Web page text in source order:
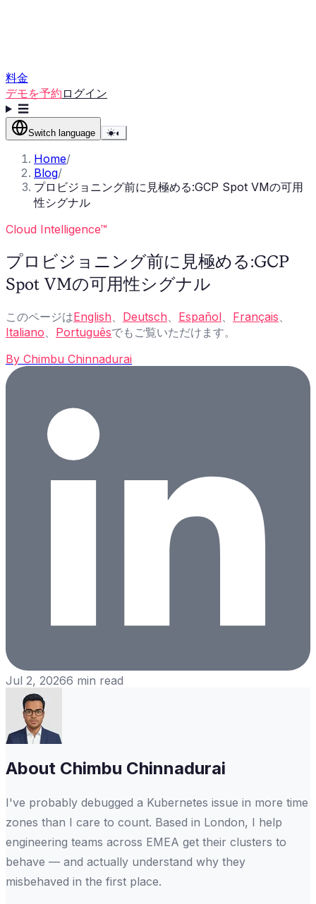
料金
デモを予約 ログイン
☰
Switch language ☀◐
Home/
Blog/
プロビジョニング前に見極める:GCP Spot VMの可用
性シグナル
Cloud Intelligence™
プロビジョニング前に見極める:GCP
Spot VMの可用性シグナル
このページはEnglish Deutsch Español Français
Italiano
Portuguêsでもご覧いただけます。
By Chimbu Chinnadurai
Jul 2, 20266 min read
About Chimbu Chinnadurai
I've probably debugged a Kubernetes issue in more time
zones than I care to count. Based in London, I help
engineering teams across EMEA get their clusters to
behave — and actually understand why they
misbehaved in the first place.